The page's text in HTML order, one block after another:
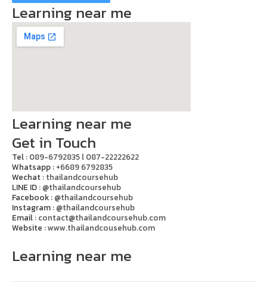
Learning near me
Learning near me
Get in Touch
Tel : 089-6792835 l 087-22222622
Whatsapp : +6689 6792835
Wechat : thailandcoursehub
LINE ID : @thailandcoursehub
Facebook : @thailandcoursehub
Instagram : @thailandcoursehub
Email : contact@thailandcoursehub.com
Website :www.thailandcousehub.com
Learning near me